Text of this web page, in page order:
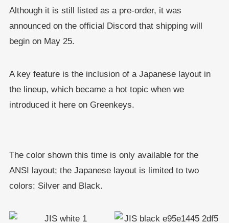
Although it is still listed as a pre-order, it was
announced on the official Discord that shipping will
begin on May 25.
A key feature is the inclusion of a Japanese layout in
the lineup, which became a hot topic when we
introduced it here on Greenkeys.
The color shown this time is only available for the
ANSI layout; the Japanese layout is limited to two
colors: Silver and Black.